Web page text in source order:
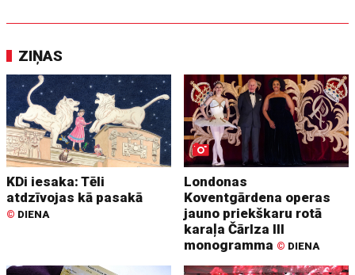
ZIŅAS
KDi iesaka: Tēli
atdzīvojas kā pasakā
© DIENA
Londonas
Koventgārdena operas
jauno priekškaru rotā
karaļa Čārlza III
monogramma © DIENA